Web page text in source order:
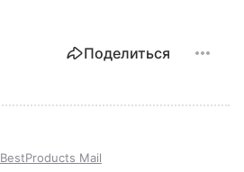
Поделиться
BestProducts Mail